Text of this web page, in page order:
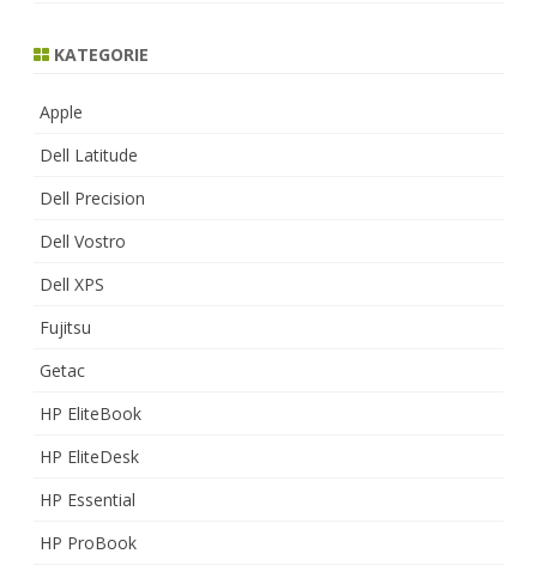
KATEGORIE
Apple
Dell Latitude
Dell Precision
Dell Vostro
Dell XPS
Fujitsu
Getac
HP EliteBook
HP EliteDesk
HP Essential
HP ProBook